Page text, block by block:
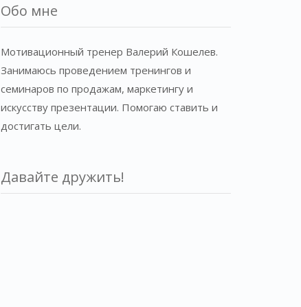
Обо мне
Мотивационный тренер Валерий Кошелев.
Занимаюсь проведением тренингов и
семинаров по продажам, маркетингу и
искусству презентации. Помогаю ставить и
достигать цели.
Давайте дружить!